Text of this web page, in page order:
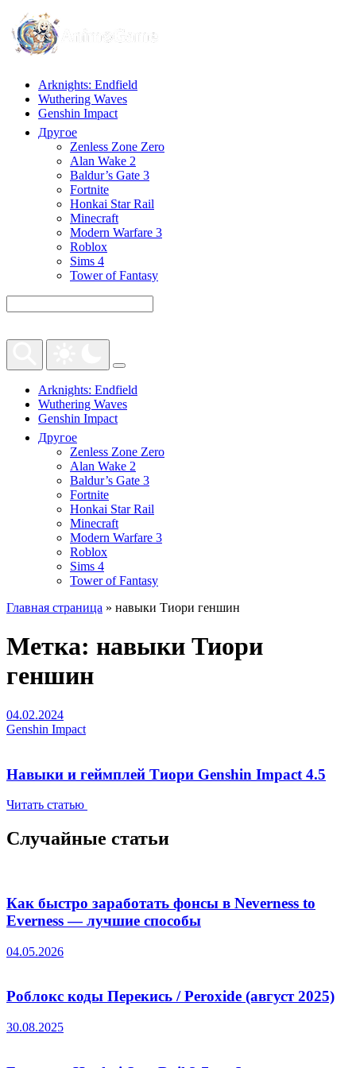
Arknights: Endfield
Wuthering Waves
Genshin Impact
Другое
Zenless Zone Zero
Alan Wake 2
Baldur’s Gate 3
Fortnite
Honkai Star Rail
Minecraft
Modern Warfare 3
Roblox
Sims 4
Tower of Fantasy
Arknights: Endfield
Wuthering Waves
Genshin Impact
Другое
Zenless Zone Zero
Alan Wake 2
Baldur’s Gate 3
Fortnite
Honkai Star Rail
Minecraft
Modern Warfare 3
Roblox
Sims 4
Tower of Fantasy
Главная страница » навыки Тиори геншин
Метка: навыки Тиори
геншин
04.02.2024
Genshin Impact
Навыки и геймплей Тиори Genshin Impact 4.5
Читать статью
Случайные статьи
Как быстро заработать фонсы в Neverness to
Everness — лучшие способы
04.05.2026
Роблокс коды Перекись / Peroxide (август 2025)
30.08.2025